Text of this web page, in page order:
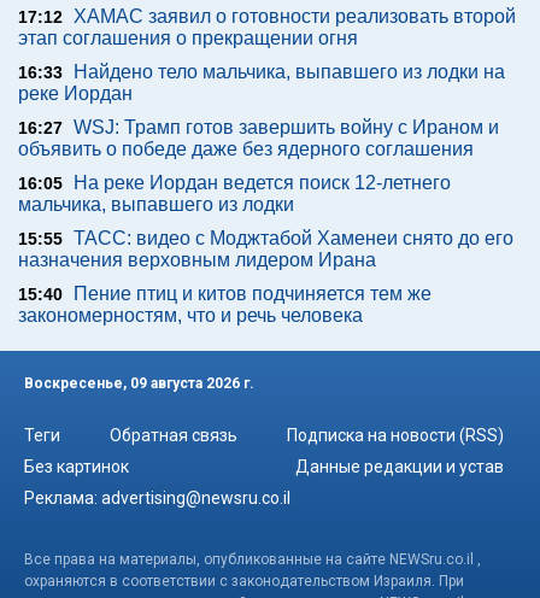
17:12
ХАМАС заявил о готовности реализовать второй
этап соглашения о прекращении огня
16:33
Найдено тело мальчика, выпавшего из лодки на
реке Иордан
16:27 WSJ: Трамп готов завершить войну с Ираном и
объявить о победе даже без ядерного соглашения
16:05
На реке Иордан ведется поиск 12-летнего
мальчика, выпавшего из лодки
15:55 ТАСС: видео с Моджтабой Хаменеи снято до его
назначения верховным лидером Ирана
15:40
Пение птиц и китов подчиняется тем же
закономерностям, что и речь человека
Воскресенье, 09 августа 2026 г.
Теги Обратная связь
Подписка на новости (RSS)
Без картинок
Данные редакции и устав
Реклама: advertising@newsru.co.il
Все права на материалы, опубликованные на сайте NEWSru.co.il ,
охраняются в соответствии с законодательством Израиля. При